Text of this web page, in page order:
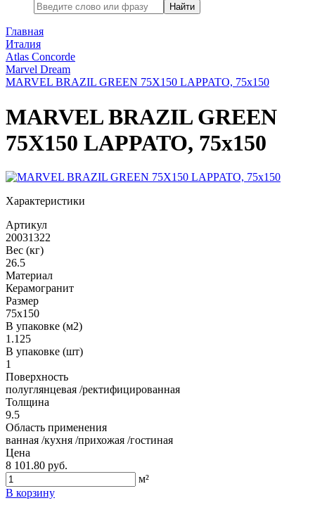
Найти
Главная
Италия
Atlas Concorde
Marvel Dream
MARVEL BRAZIL GREEN 75X150 LAPPATO, 75x150
MARVEL BRAZIL GREEN
75X150 LAPPATO, 75x150
Характеристики
Артикул
20031322
Вес (кг)
26.5
Материал
Керамогранит
Размер
75x150
В упаковке (м2)
1.125
В упаковке (шт)
1
Поверхность
полуглянцевая /ректифицированная
Толщина
9.5
Область применения
ванная /кухня /прихожая /гостиная
Цена
8 101.80 руб.
м²
В корзину